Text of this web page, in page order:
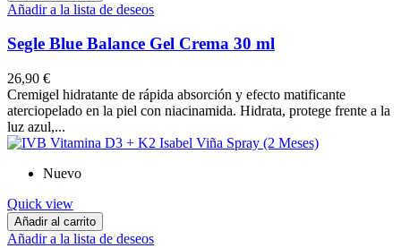
Añadir a la lista de deseos
Segle Blue Balance Gel Crema 30 ml
26,90 €
Cremigel hidratante de rápida absorción y efecto matificante
aterciopelado en la piel con niacinamida. Hidrata, protege frente a la
luz azul,...
Nuevo
Quick view
Añadir al carrito
Añadir a la lista de deseos